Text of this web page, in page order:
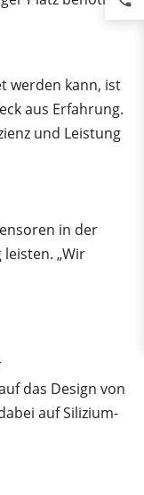
werden kann, ist
aus Erfahrung.
und Leistung
in der
„Wir
das Design von
auf Silizium-